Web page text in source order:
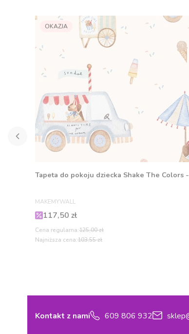
OKAZJA
Tapeta do pokoju dziecka Shake The Colors -
PRODUCENT
MAKEMYWALL
Cena promocyjna
117,50 zł
Cena regularna:125,00 zł
Najniższa cena:103,55 zł
Kontakt z nami 609 806 932